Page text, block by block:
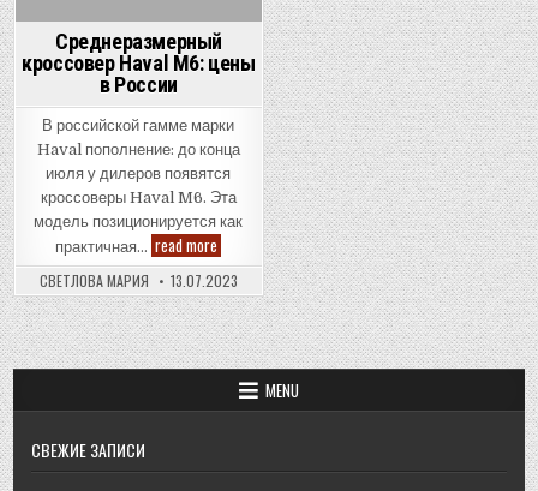
Среднеразмерный
кроссовер Haval M6: цены
в России
В российской гамме марки
Haval пополнение: до конца
июля у дилеров появятся
кроссоверы Haval M6. Эта
модель позиционируется как
практичная… read more Среднеразмерный
кроссовер
Haval
M6:
цены
в
России
СВЕТЛОВА МАРИЯ 13.07.2023
MENU
СВЕЖИЕ ЗАПИСИ